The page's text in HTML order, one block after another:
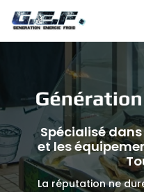
au
contenu
principal
Spécialisé
et les
La réputation ne